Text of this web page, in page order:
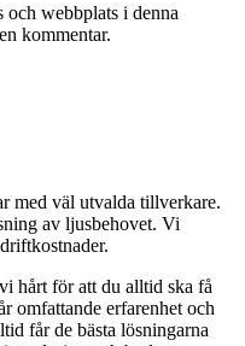
och webbplats i denna
kommentar.
med väl utvalda tillverkare.
av ljusbehovet. Vi
hårt för att du alltid ska få
omfattande erfarenhet och
får de bästa lösningarna